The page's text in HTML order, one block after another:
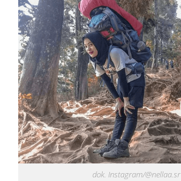
dok. Instagram/@nellaa.sr